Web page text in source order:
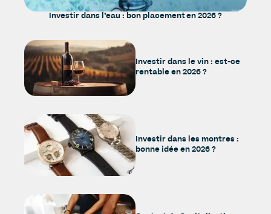
Investir dans l’eau : bon placement en 2026 ?
Investir dans le vin : est-ce
rentable en 2026 ?
Investir dans les montres :
bonne idée en 2026 ?